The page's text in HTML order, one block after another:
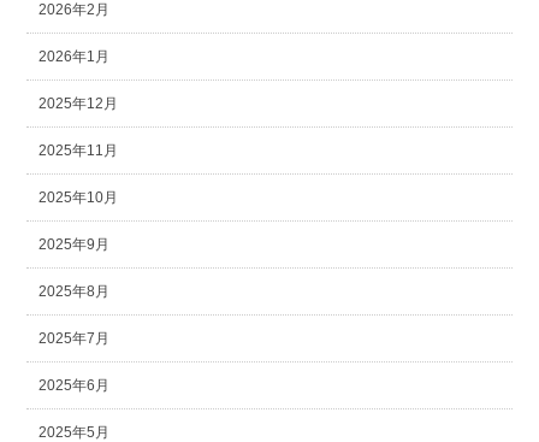
2026年2月
2026年1月
2025年12月
2025年11月
2025年10月
2025年9月
2025年8月
2025年7月
2025年6月
2025年5月